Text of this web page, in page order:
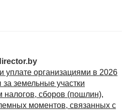
уплате организациями в 2026
земельные участки
налогов, сборов (пошлин),
моментов, связанных с